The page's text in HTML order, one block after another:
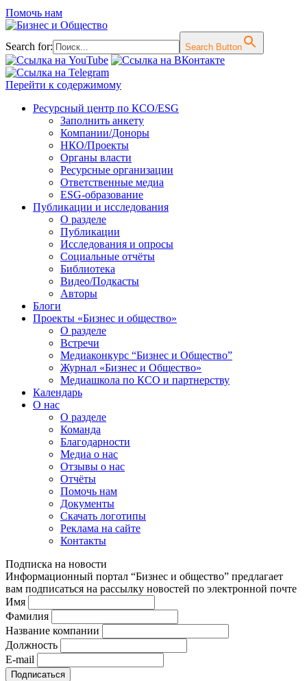
Помочь нам
Search for: Search Button
Перейти к содержимому
Ресурсный центр по КСО/ESG
Заполнить анкету
Компании/Доноры
НКО/Проекты
Органы власти
Ресурсные организации
Ответственные медиа
ESG-образование
Публикации и исследования
О разделе
Публикации
Исследования и опросы
Социальные отчёты
Библиотека
Видео/Подкасты
Авторы
Блоги
Проекты «Бизнес и общество»
О разделе
Встречи
Медиаконкурс “Бизнес и Общество”
Журнал «Бизнес и Общество»
Медиашкола по КСО и партнерству
Календарь
О нас
О разделе
Команда
Благодарности
Медиа о нас
Отзывы о нас
Отчёты
Помочь нам
Документы
Скачать логотипы
Реклама на сайте
Контакты
Подписка на новости
Информационный портал “Бизнес и общество” предлагает
вам подписаться на рассылку новостей по электронной почте
Имя
Фамилия
Название компании
Должность
E-mail